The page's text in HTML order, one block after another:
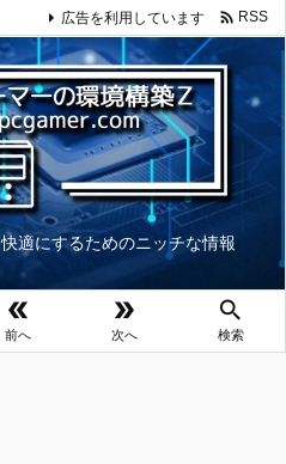
適にするためのニッチな情報

前へ

次へ

検索
広告を利用しています  RSS